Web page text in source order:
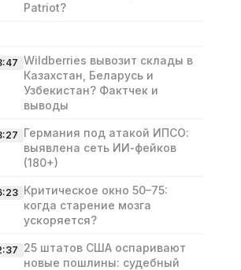
Patriot?
Wildberries вывозит склады в
Казахстан, Беларусь и
Узбекистан? Фактчек и
выводы
Германия под атакой ИПСО:
выявлена сеть ИИ‑фейков
(180+)
Критическое окно 50–75:
когда старение мозга
ускоряется?
25 штатов США оспаривают
новые пошлины: судебный